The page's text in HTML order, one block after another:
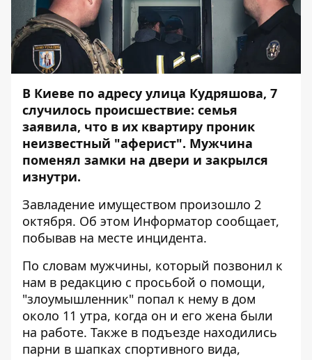
В Киеве по адресу улица Кудряшова, 7
случилось происшествие: семья
заявила, что в их квартиру проник
неизвестный "аферист". Мужчина
поменял замки на двери и закрылся
изнутри.
Завладение имуществом произошло 2
октября. Об этом Информатор сообщает,
побывав на месте инцидента.
По словам мужчины, который позвонил к
нам в редакцию с просьбой о помощи,
"злоумышленник" попал к нему в дом
около 11 утра, когда он и его жена были
на работе. Также в подъезде находились
парни в шапках спортивного вида,